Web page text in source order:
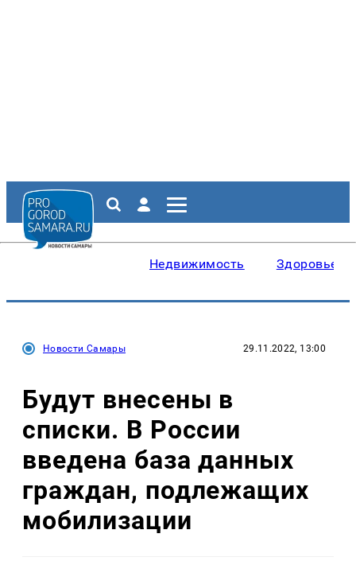
Недвижимость Здоровье
Новости Самары 29.11.2022, 13:00
Будут внесены в
списки. В России
введена база данных
граждан, подлежащих
мобилизации